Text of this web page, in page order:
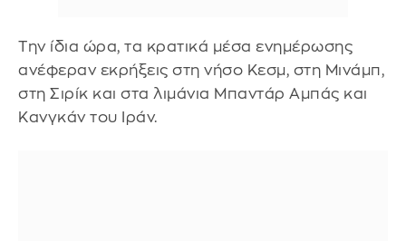
Την ίδια ώρα, τα κρατικά μέσα ενημέρωσης
ανέφεραν εκρήξεις στη νήσο Κεσμ, στη Μινάμπ,
στη Σιρίκ και στα λιμάνια Μπαντάρ Αμπάς και
Κανγκάν του Ιράν.